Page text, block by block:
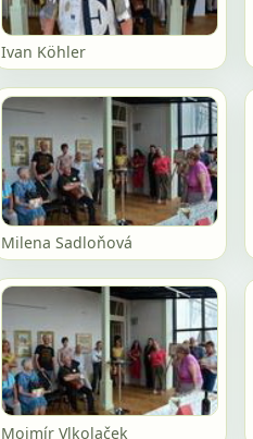
Ivan Köhler
Milena Sadloňová
Mojmír Vlkolaček